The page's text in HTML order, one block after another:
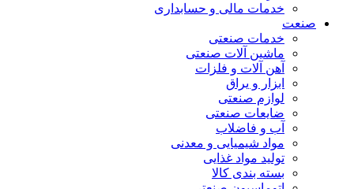
خدمات مالی و حسابداری
صنعت
خدمات صنعتی
ماشین آلات صنعتی
آهن آلات و فلزات
ابزار و یراق
لوازم صنعتی
ضایعات صنعتی
آب و فاضلاب
مواد شیمیایی و معدنی
تولید مواد غذایی
بسته بندی کالا